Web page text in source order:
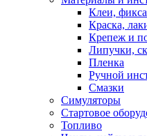
Клеи,
Краска,
Крепеж и
Липучки,
Пленка
Ручной
Смазки
Симуляторы
Стартовое
Топливо